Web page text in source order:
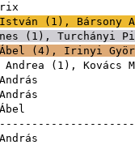
( 1 ), Bársony
( 1 ), Turchányi
( 4 ), Irinyi
( 1 ), Kovács